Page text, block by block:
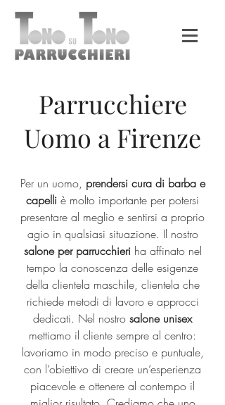
Parrucchiere
Uomo a Firenze
Per un uomo, prendersi cura di barba e
capelli è molto importante per potersi
presentare al meglio e sentirsi a proprio
agio in qualsiasi situazione. Il nostro
salone per parrucchieriha affinato nel
tempo la conoscenza delle esigenze
della clientela maschile, clientela che
richiede metodi di lavoro e approcci
dedicati. Nel nostro salone unisex
mettiamo il cliente sempre al centro:
lavoriamo in modo preciso e puntuale,
con l’obiettivo di creare un’esperienza
piacevole e ottenere al contempo il